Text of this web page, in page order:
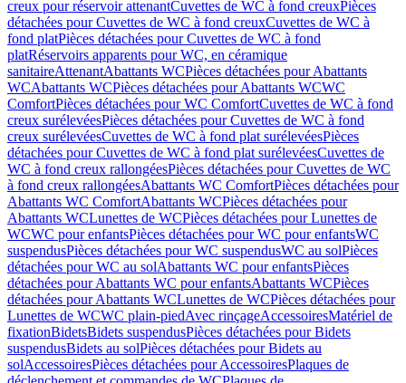
creux pour réservoir attenantCuvettes de WC à fond creuxPièces
détachées pour Cuvettes de WC à fond creuxCuvettes de WC à
fond platPièces détachées pour Cuvettes de WC à fond
platRéservoirs apparents pour WC, en céramique
sanitaireAttenantAbattants WCPièces détachées pour Abattants
WCAbattants WCPièces détachées pour Abattants WCWC
ComfortPièces détachées pour WC ComfortCuvettes de WC à fond
creux surélevéesPièces détachées pour Cuvettes de WC à fond
creux surélevéesCuvettes de WC à fond plat surélevéesPièces
détachées pour Cuvettes de WC à fond plat surélevéesCuvettes de
WC à fond creux rallongéesPièces détachées pour Cuvettes de WC
à fond creux rallongéesAbattants WC ComfortPièces détachées pour
Abattants WC ComfortAbattants WCPièces détachées pour
Abattants WCLunettes de WCPièces détachées pour Lunettes de
WCWC pour enfantsPièces détachées pour WC pour enfantsWC
suspendusPièces détachées pour WC suspendusWC au solPièces
détachées pour WC au solAbattants WC pour enfantsPièces
détachées pour Abattants WC pour enfantsAbattants WCPièces
détachées pour Abattants WCLunettes de WCPièces détachées pour
Lunettes de WCWC plain-piedAvec rinçageAccessoiresMatériel de
fixationBidetsBidets suspendusPièces détachées pour Bidets
suspendusBidets au solPièces détachées pour Bidets au
solAccessoiresPièces détachées pour AccessoiresPlaques de